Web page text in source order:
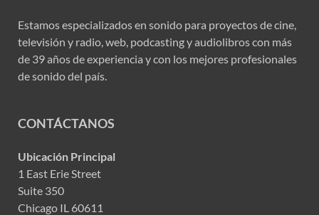
Estamos especializados en sonido para proyectos de cine,
televisión y radio, web, podcasting y audiolibros con más
de 39 años de experiencia y con los mejores profesionales
de sonido del país.
CONTÁCTANOS
Ubicación Principal
1 East Erie Street
Suite 350
Chicago IL 60611